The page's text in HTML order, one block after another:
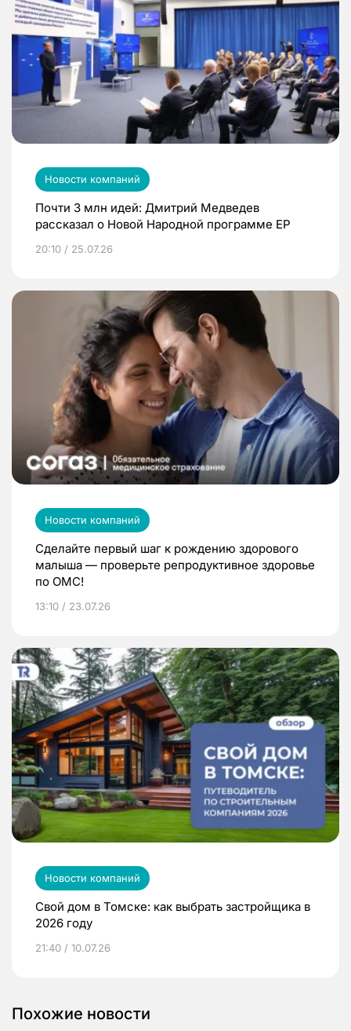
Новости компаний
Почти 3 млн идей: Дмитрий Медведев
рассказал о Новой Народной программе ЕР
20:10 / 25.07.26
Новости компаний
Сделайте первый шаг к рождению здорового
малыша — проверьте репродуктивное здоровье
по ОМС!
13:10 / 23.07.26
Новости компаний
Свой дом в Томске: как выбрать застройщика в
2026 году
21:40 / 10.07.26
Похожие новости